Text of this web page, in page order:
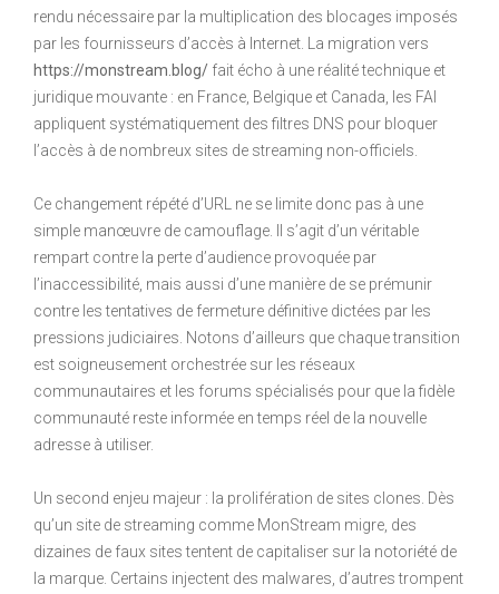
rendu nécessaire par la multiplication des blocages imposés
par les fournisseurs d’accès à Internet. La migration vers
https://monstream.blog/ fait écho à une réalité technique et
juridique mouvante : en France, Belgique et Canada, les FAI
appliquent systématiquement des filtres DNS pour bloquer
l’accès à de nombreux sites de streaming non-officiels.
Ce changement répété d’URL ne se limite donc pas à une
simple manœuvre de camouflage. Il s’agit d’un véritable
rempart contre la perte d’audience provoquée par
l’inaccessibilité, mais aussi d’une manière de se prémunir
contre les tentatives de fermeture définitive dictées par les
pressions judiciaires. Notons d’ailleurs que chaque transition
est soigneusement orchestrée sur les réseaux
communautaires et les forums spécialisés pour que la fidèle
communauté reste informée en temps réel de la nouvelle
adresse à utiliser.
Un second enjeu majeur : la prolifération de sites clones. Dès
qu’un site de streaming comme MonStream migre, des
dizaines de faux sites tentent de capitaliser sur la notoriété de
la marque. Certains injectent des malwares, d’autres trompent